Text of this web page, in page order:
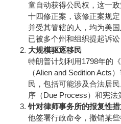
童自动获得公民权，这一
十四修正案，该修正案规
并受其管辖的人，均为美
已被多个州和组织提起诉讼
大规模驱逐移民
特朗普计划利用1798年的
（Alien and Sedition Acts
民，包括可能涉及合法居
序（Due Process）和宪法
针对律师事务所的报复性
他签署行政命令，撤销某